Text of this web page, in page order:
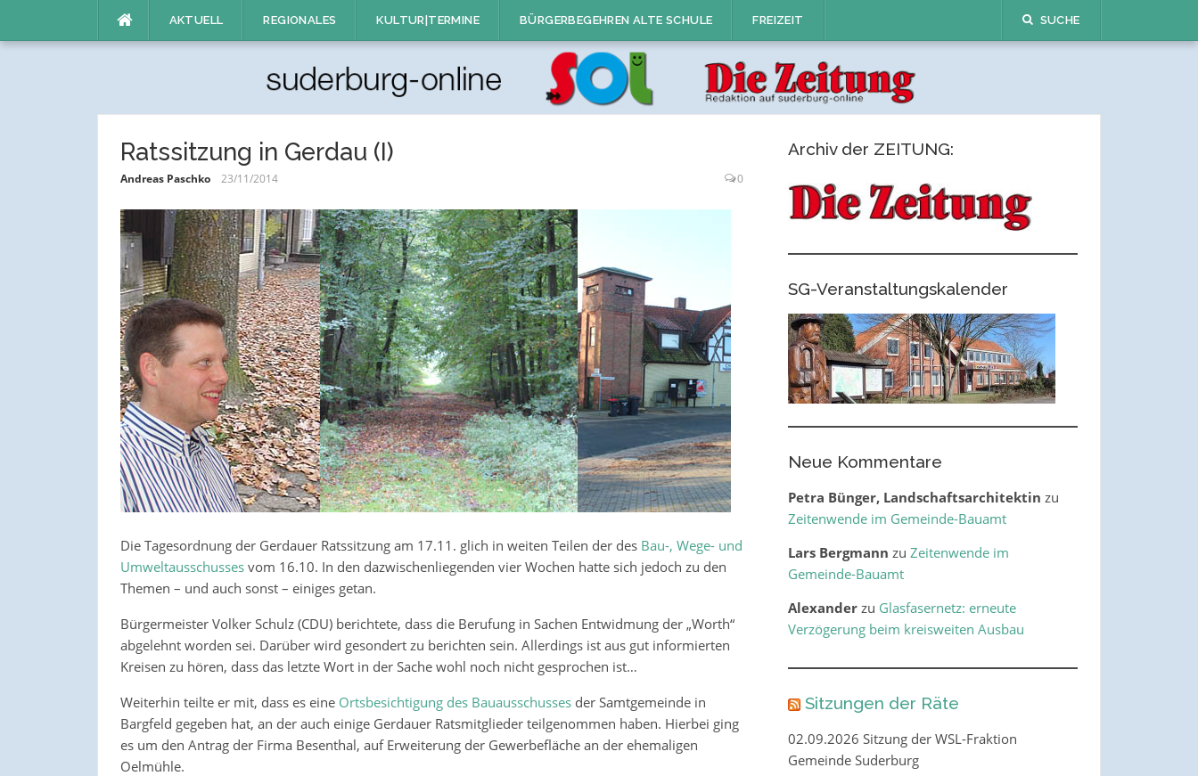
AKTUELL REGIONALES KULTUR|TERMINE BÜRGERBEGEHREN ALTE SCHULE FREIZEIT SUCHE
Ratssitzung in Gerdau (I)
Andreas Paschko 23/11/2014 0
Die Tagesordnung der Gerdauer Ratssitzung am 17.11. glich in weiten Teilen der des Bau-, Wege- und
Umweltausschussesvom 16.10. In den dazwischenliegenden vier Wochen hatte sich jedoch zu den
Themen – und auch sonst – einiges getan.
Bürgermeister Volker Schulz (CDU) berichtete, dass die Berufung in Sachen Entwidmung der „Worth“
abgelehnt worden sei. Darüber wird gesondert zu berichten sein. Allerdings ist aus gut informierten
Kreisen zu hören, dass das letzte Wort in der Sache wohl noch nicht gesprochen ist…
Weiterhin teilte er mit, dass es eine Ortsbesichtigung des Bauausschussesder Samtgemeinde in
Bargfeld gegeben hat, an der auch einige Gerdauer Ratsmitglieder teilgenommen haben. Hierbei ging
es um den Antrag der Firma Besenthal, auf Erweiterung der Gewerbefläche an der ehemaligen
Oelmühle.
Archiv der ZEITUNG:
SG-Veranstaltungskalender
Neue Kommentare
Petra Bünger, Landschaftsarchitektin zu
Zeitenwende im Gemeinde-Bauamt
Lars Bergmann zu Zeitenwende im
Gemeinde-Bauamt
Alexanderzu Glasfasernetz: erneute
Verzögerung beim kreisweiten Ausbau
Sitzungen der Räte
02.09.2026 Sitzung der WSL-Fraktion
Gemeinde Suderburg